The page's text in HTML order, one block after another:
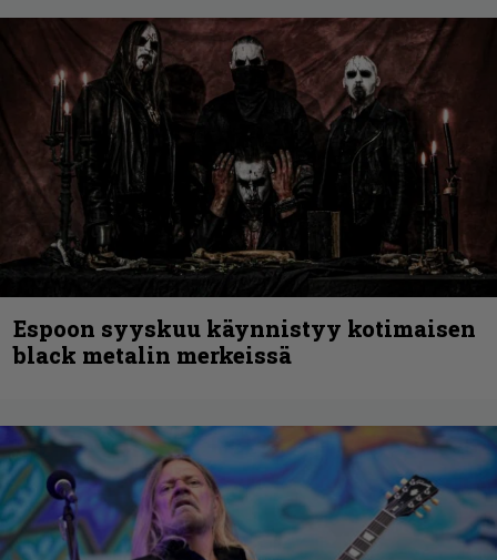
Espoon syyskuu käynnistyy kotimaisen
black metalin merkeissä